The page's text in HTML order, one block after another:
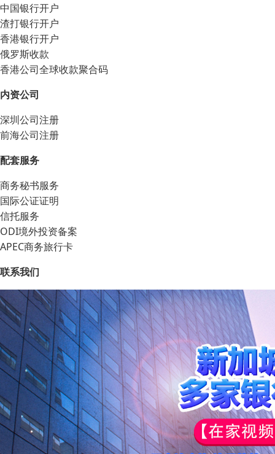
中国银行开户
渣打银行开户
香港银行开户
俄罗斯收款
香港公司全球收款聚合码
内资公司
深圳公司注册
前海公司注册
配套服务
商务秘书服务
国际公证证明
信托服务
ODI境外投资备案
APEC商务旅行卡
联系我们